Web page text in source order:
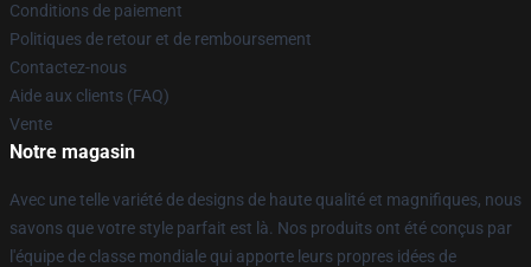
Conditions de paiement
Politiques de retour et de remboursement
Contactez-nous
Aide aux clients (FAQ)
Vente
Notre magasin
Avec une telle variété de designs de haute qualité et magnifiques, nous
savons que votre style parfait est là. Nos produits ont été conçus par
l'équipe de classe mondiale qui apporte leurs propres idées de